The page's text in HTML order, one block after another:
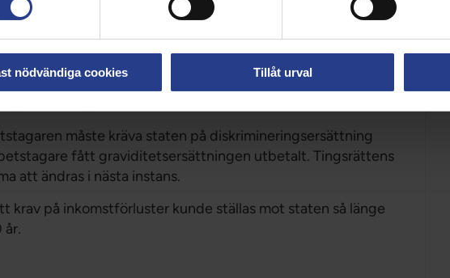
nödvändiga cookies Tillåt urval
som innebär att anställda kan ha rätt till ersättning
inte vunnit laga kraft och har överklagats av båda parter och
Trots detta anser Vårdförbundet att det är viktigt att agera
hantering av ärenden mot staten.
måste kräva staten på diskrimineringsersättning
fått graviditetsersättningen utbetalt. Tingsrättens
att ändras i nästa instans.
krav på inkomstförluster kunde ställas mot staten så länge
år.